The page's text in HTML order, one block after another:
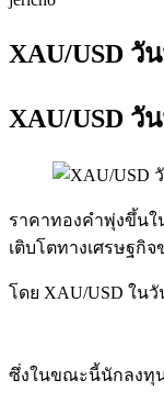
XAU/USD วั
XAU/USD วั
ราคาทองคำพุ่งขึ้นใ
เติบโตทางเศรษฐกิ
โดย XAU/USD ใน
ซึ่งในขณะนี้นักลงทุ